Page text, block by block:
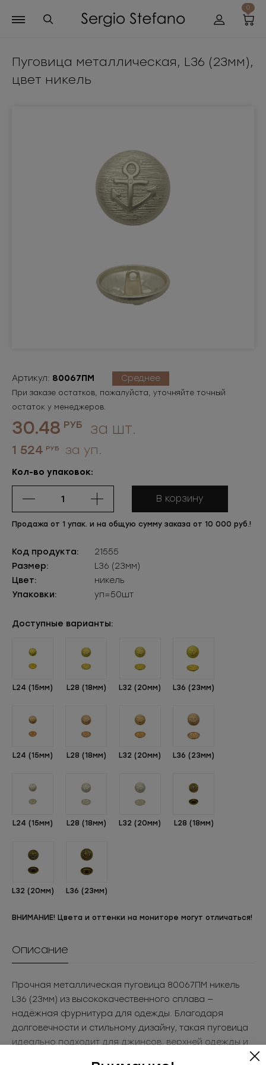
0
Пуговица металлическая, L36 (23мм),
цвет никель
Артикул: 80067ПМ Среднее
При заказе остатков, пожалуйста, уточняйте точный
остаток у менеджеров.
30.48 РУБ за шт.
1 524 РУБ за уп.
Кол-во упаковок:
В корзину
Продажа от 1 упак. и на общую сумму заказа от 10 000 руб.!
Код продукта:
21555
Размер:
L36 (23мм)
Цвет:
никель
Упаковки:
уп=50шт
Доступные варианты:
L24 (15мм) L28 (18мм) L32 (20мм) L36 (23мм)
L24 (15мм) L28 (18мм) L32 (20мм) L36 (23мм)
L24 (15мм) L28 (18мм) L32 (20мм) L28 (18мм)
L32 (20мм) L36 (23мм)
ВНИМАНИЕ! Цвета и оттенки на мониторе могут отличаться!
Описание
Прочная металлическая пуговица 80067ПМ никель
L36 (23мм) из высококачественного сплава —
надёжная фурнитура для одежды. Благодаря
долговечности и стильному дизайну, такая пуговица
идеально подходит для джинсов, верхней одежды и